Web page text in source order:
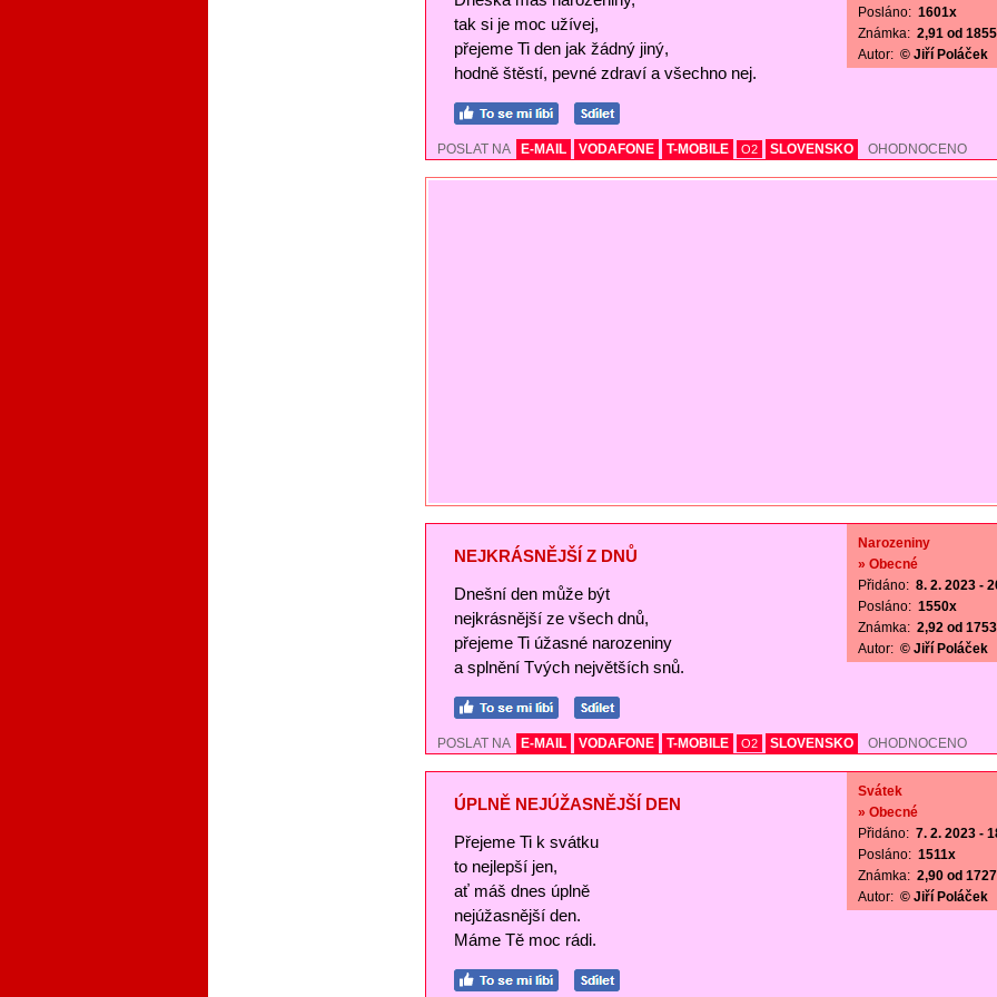
tak si je moc užívej,
přejeme Ti den jak žádný jiný,
hodně štěstí, pevné zdraví a všechno nej.
Posláno: 1601x
Známka: 2,91 od
Autor: © Jiří Poláček
POSLAT NA E-MAIL VODAFONE T-MOBILE O2 SLOVENSKO OHODNOCENO
NEJKRÁSNĚJŠÍ Z DNŮ
Dnešní den může být
nejkrásnější ze všech dnů,
přejeme Ti úžasné narozeniny
a splnění Tvých největších snů.
Narozeniny
» Obecné
Přidáno: 8. 2. 2023 -
Posláno: 1550x
Známka: 2,92 od
Autor: © Jiří Poláček
POSLAT NA E-MAIL VODAFONE T-MOBILE O2 SLOVENSKO OHODNOCENO
ÚPLNĚ NEJÚŽASNĚJŠÍ DEN
Přejeme Ti k svátku
to nejlepší jen,
ať máš dnes úplně
nejúžasnější den.
Máme Tě moc rádi.
Svátek
» Obecné
Přidáno: 7. 2. 2023 -
Posláno: 1511x
Známka: 2,90 od
Autor: © Jiří Poláček